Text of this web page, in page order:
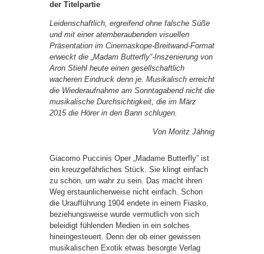
der Titelpartie
Leidenschaftlich, ergreifend ohne falsche Süße
und mit einer atemberaubenden visuellen
Präsentation im Cinemaskope-Breitwand-Format
erweckt die „Madam Butterfly“-Inszenierung von
Aron Stiehl heute einen gesellschaftlich
wacheren Eindruck denn je. Musikalisch erreicht
die Wiederaufnahme am Sonntagabend nicht die
musikalische Durchsichtigkeit, die im März
2015 die Hörer in den Bann schlugen.
Von Moritz Jähnig
Giacomo Puccinis Oper „Madame Butterfly” ist
ein kreuzgefährliches Stück. Sie klingt einfach
zu schön, um wahr zu sein. Das macht ihren
Weg erstaunlicherweise nicht einfach. Schon
die Uraufführung 1904 endete in einem Fiasko,
beziehungsweise wurde vermutlich von sich
beleidigt fühlenden Medien in ein solches
hineingesteuert. Denn der ob einer gewissen
musikalischen Exotik etwas besorgte Verlag